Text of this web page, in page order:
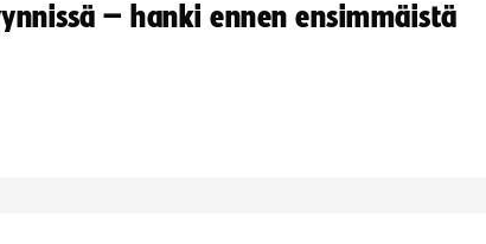
– hanki ennen ensimmäistä